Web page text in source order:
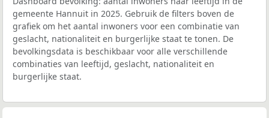
gemeente Hannuit in 2025. Gebruik de filters boven de
grafiek om het aantal inwoners voor een combinatie van
geslacht, nationaliteit en burgerlijke staat te tonen. De
bevolkingsdata is beschikbaar voor alle verschillende
combinaties van leeftijd, geslacht, nationaliteit en
burgerlijke staat.